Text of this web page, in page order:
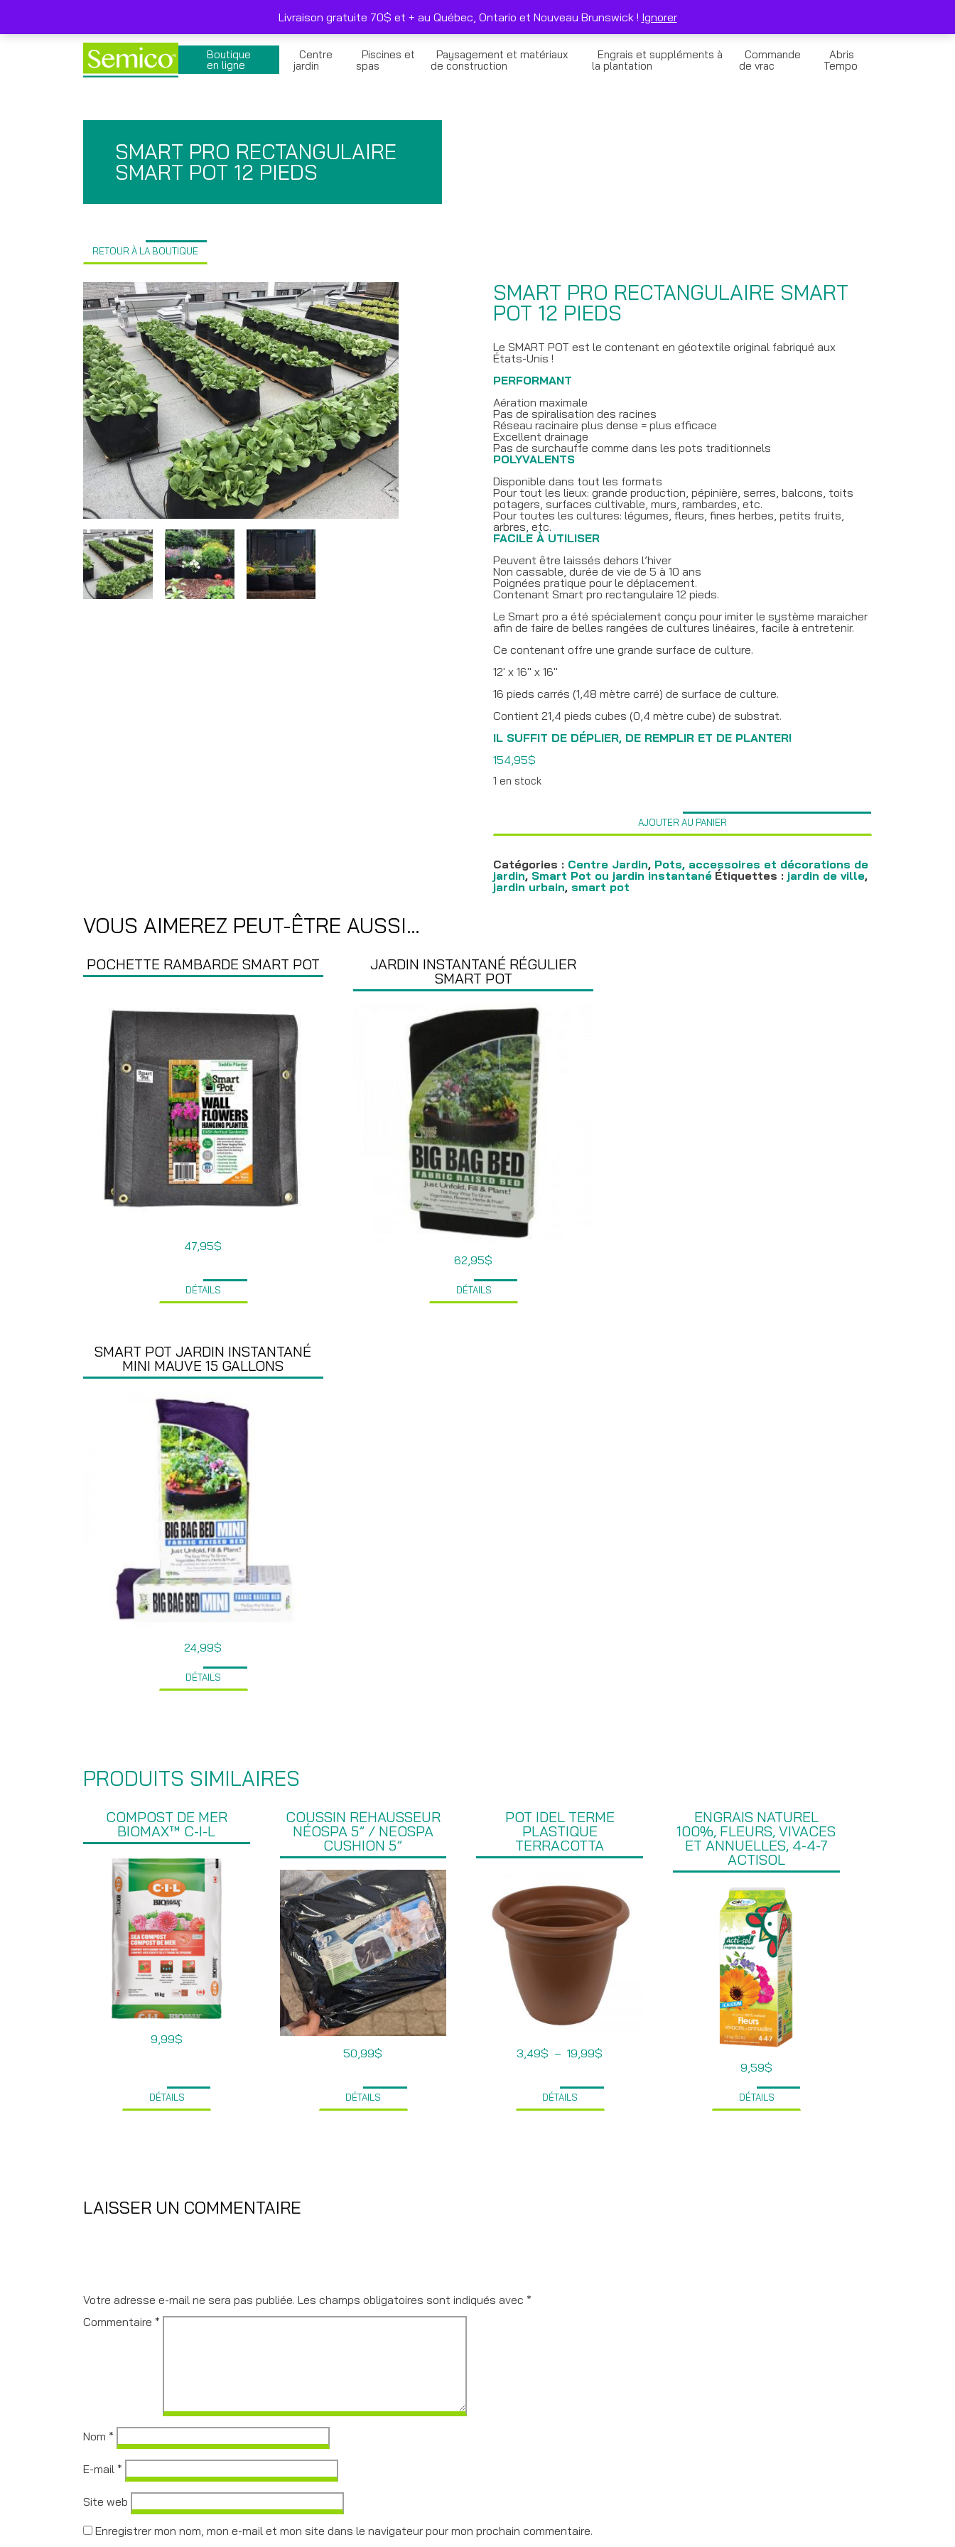
Livraison gratuite 249$ et + avant taxes , produits sélectionnés seulement Nous joindre Solde de la Carte Cadeau
Boutique
en ligne
Centre
jardin
Piscines et
spas
Paysagement et matériaux
de construction
Engrais et suppléments à
la plantation
Commande
de vrac
Abris
Tempo
SMART PRO RECTANGULAIRE
SMART POT 12 PIEDS
RETOUR À LA BOUTIQUE
SMART PRO RECTANGULAIRE SMART
POT 12 PIEDS
Le SMART POT est le contenant en géotextile original fabriqué aux
États-Unis !
PERFORMANT
Aération maximale
Pas de spiralisation des racines
Réseau racinaire plus dense = plus efficace
Excellent drainage
Pas de surchauffe comme dans les pots traditionnels
POLYVALENTS
Disponible dans tout les formats
Pour tout les lieux: grande production, pépinière, serres, balcons, toits
potagers, surfaces cultivable, murs, rambardes, etc.
Pour toutes les cultures: légumes, fleurs, fines herbes, petits fruits,
arbres, etc.
FACILE À UTILISER
Peuvent être laissés dehors l’hiver
Non cassable, durée de vie de 5 à 10 ans
Poignées pratique pour le déplacement.
Contenant Smart pro rectangulaire 12 pieds.
Le Smart pro a été spécialement conçu pour imiter le système maraicher
afin de faire de belles rangées de cultures linéaires, facile à entretenir.
Ce contenant offre une grande surface de culture.
12′ x 16″ x 16″
16 pieds carrés (1,48 mètre carré) de surface de culture.
Contient 21,4 pieds cubes (0,4 mètre cube) de substrat.
IL SUFFIT DE DÉPLIER, DE REMPLIR ET DE PLANTER!
154,95$
1 en stock
Pro
Smart
Pot
12
pieds
AJOUTER AU PANIER
Catégories : Centre Jardin, Pots, accessoires et décorations de
jardin, Smart Pot ou jardin instantané Étiquettes : jardin de ville,
jardin urbain, smart pot
VOUS AIMEREZ PEUT-ÊTRE AUSSI…
POCHETTE RAMBARDE SMART POT
47,95$
DÉTAILS
JARDIN INSTANTANÉ RÉGULIER
SMART POT
62,95$
DÉTAILS
SMART POT JARDIN INSTANTANÉ
MINI MAUVE 15 GALLONS
24,99$
DÉTAILS
PRODUITS SIMILAIRES
COMPOST DE MER
BIOMAX™ C-I-L
9,99$
DÉTAILS
COUSSIN REHAUSSEUR
NÉOSPA 5” / NEOSPA
CUSHION 5”
50,99$
DÉTAILS
POT IDEL TERME
PLASTIQUE
TERRACOTTA
3,49$ – 19,99$
3,49$
19,99$
DÉTAILS
ENGRAIS NATUREL
100%, FLEURS, VIVACES
ET ANNUELLES, 4-4-7
ACTISOL
9,59$
DÉTAILS
LAISSER UN COMMENTAIRE
Votre adresse e-mail ne sera pas publiée. Les champs obligatoires sont indiqués avec *
Commentaire *
Nom *
E-mail *
Site web
Enregistrer mon nom, mon e-mail et mon site dans le navigateur pour mon prochain commentaire.
Livraison gratuite 70$ et + au Québec, Ontario et Nouveau Brunswick ! Ignorer